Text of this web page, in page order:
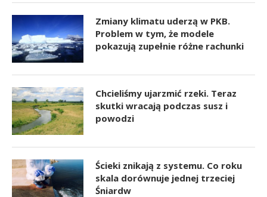
Zmiany klimatu uderzą w PKB.
Problem w tym, że modele
pokazują zupełnie różne rachunki
Chcieliśmy ujarzmić rzeki. Teraz
skutki wracają podczas susz i
powodzi
Ścieki znikają z systemu. Co roku
skala dorównuje jednej trzeciej
Śniardw